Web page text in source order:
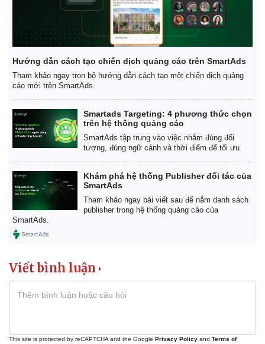
Hướng dẫn cách tạo chiến dịch quảng cáo trên SmartAds
Tham khảo ngay trọn bộ hướng dẫn cách tạo một chiến dịch quảng
cáo mới trên SmartAds.
Smartads Targeting: 4 phương thức chọn
trên hệ thống quảng cáo
SmartAds tập trung vào việc nhắm đúng đối
tượng, đúng ngữ cảnh và thời điểm để tối ưu.
Khám phá hệ thống Publisher đối tác của
SmartAds
Tham khảo ngay bài viết sau để nắm danh sách
publisher trong hệ thống quảng cáo của
SmartAds.
Viết bình luận
This site is protected by reCAPTCHA and the Google Privacy Policy and Terms of